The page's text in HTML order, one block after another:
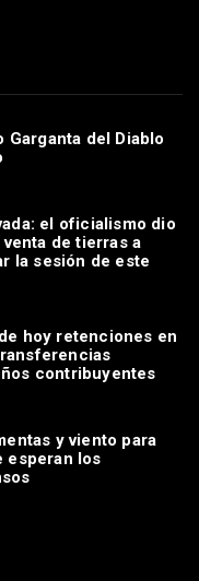
del Diablo
el oficialismo dio
de tierras a
la sesión de este
hoy retenciones en
contribuyentes
y viento para
esperan los